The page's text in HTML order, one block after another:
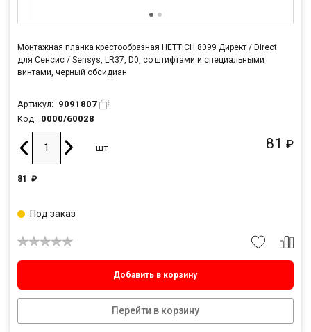
Монтажная планка крестообразная HETTICH 8099 Директ / Direct
для Сенсис / Sensys, LR37, D0, со штифтами и специальными
винтами, черный обсидиан
Артикул: 9091807
Код: 0000/60028
81 ₽
шт
81 ₽
Добавить в корзину
Перейти в корзину
Под заказ